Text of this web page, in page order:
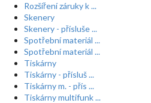
Rozšíření záruky k ...
Skenery
Skenery - přísluše ...
Spotřební materiál ...
Spotřební materiál ...
Tiskárny
Tiskárny - přísluš ...
Tiskárny m. - přís ...
Tiskárny multifunk ...